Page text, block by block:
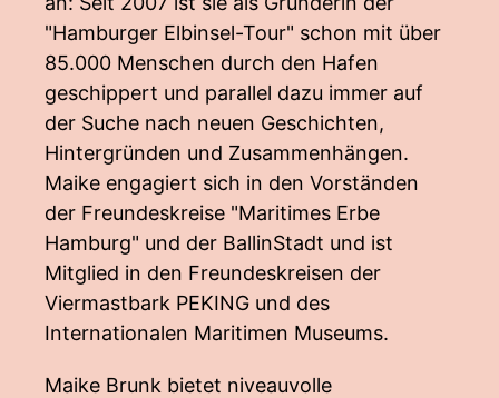
"Hamburger Elbinsel-Tour" schon mit über
85.000 Menschen durch den Hafen
geschippert und parallel dazu immer auf
der Suche nach neuen Geschichten,
Hintergründen und Zusammenhängen.
Maike engagiert sich in den Vorständen
der Freundeskreise "Maritimes Erbe
Hamburg" und der BallinStadt und ist
Mitglied in den Freundeskreisen der
Viermastbark PEKING und des
Internationalen Maritimen Museums.
Maike Brunk bietet niveauvolle